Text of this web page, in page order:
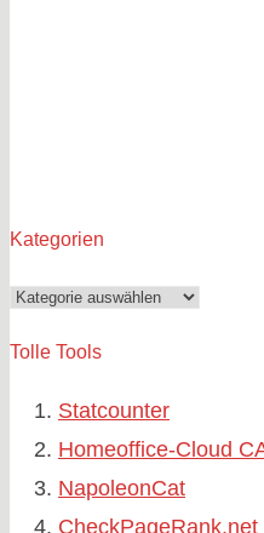
Kategorien
Kategorien
Tolle Tools
Statcounter
Homeoffice-Cloud
NapoleonCat
CheckPageRank.net